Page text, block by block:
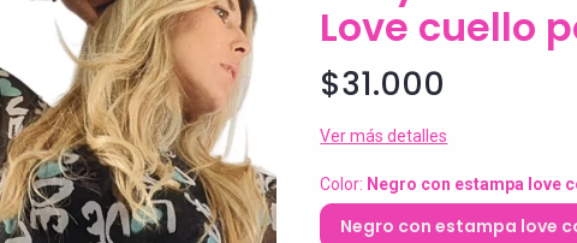
Love cuello
$31.000
Ver más detalles
Color: Negro con estampa love
Negro con estampa love